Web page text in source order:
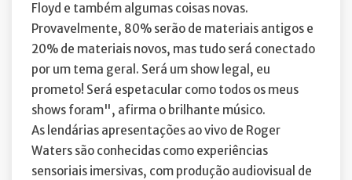
Floyd e também algumas coisas novas.
Provavelmente, 80% serão de materiais antigos e
20% de materiais novos, mas tudo será conectado
por um tema geral. Será um show legal, eu
prometo! Será espetacular como todos os meus
shows foram", afirma o brilhante músico.
As lendárias apresentações ao vivo de Roger
Waters são conhecidas como experiências
sensoriais imersivas, com produção audiovisual de